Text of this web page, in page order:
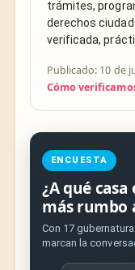
trámites,
derechos
verificada,
Publicado: 10 de
Cómo
ENCUESTA
¿A qué
más rumbo
Con 17
marcan la